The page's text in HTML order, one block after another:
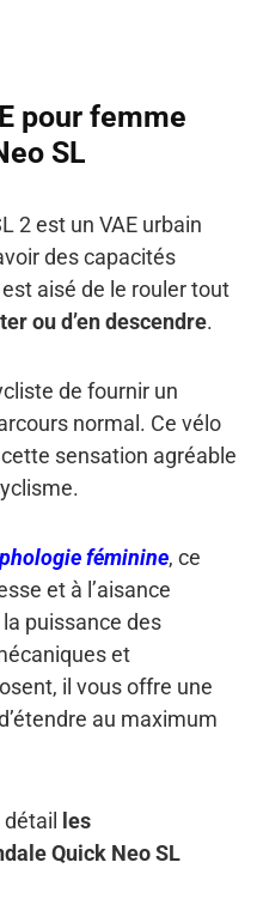
pour femme
SL
2 est un VAE urbain
des capacités
aisé de le rouler tout
ou d’en descendre.
de fournir un
normal. Ce vélo
sensation agréable
féminine, ce
et à l’aisance
puissance des
et
il vous offre une
au maximum
les
Quick Neo SL